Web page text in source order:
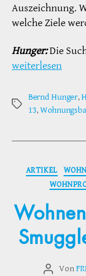
Auszeichnung.
welche Ziele
Hunger:Die
weiterlesen
Schlagwörter
Bernd Hunger,
13,
ARTIKEL
Von